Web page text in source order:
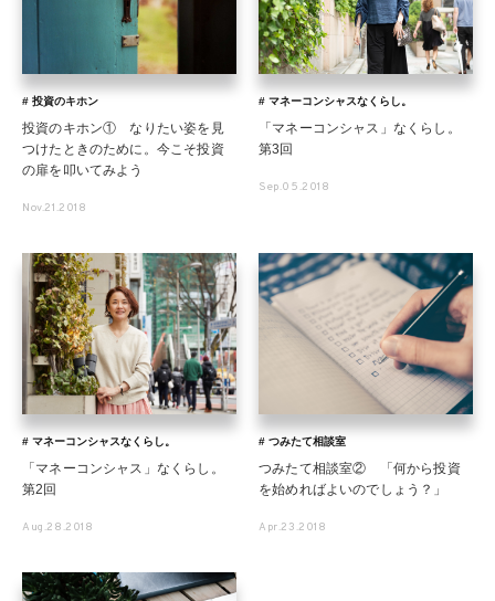
# 投資のキホン
投資のキホン① なりたい姿を見
つけたときのために。今こそ投資
の扉を叩いてみよう
Nov.21.2018
# マネーコンシャスなくらし。
「マネーコンシャス」なくらし。
第3回
Sep.05.2018
# マネーコンシャスなくらし。
「マネーコンシャス」なくらし。
第2回
Aug.28.2018
# つみたて相談室
つみたて相談室② 「何から投資
を始めればよいのでしょう？」
Apr.23.2018